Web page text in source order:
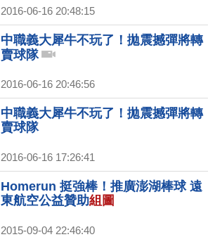
2016-06-16 20:48:15
中職義大犀牛不玩了！拋震撼彈將轉
賣球隊
2016-06-16 20:46:56
中職義大犀牛不玩了！拋震撼彈將轉
賣球隊
2016-06-16 17:26:41
Homerun 挺強棒！推廣澎湖棒球 遠
東航空公益贊助組圖
2015-09-04 22:46:40